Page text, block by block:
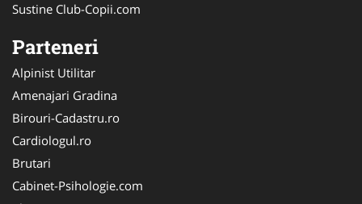
Sustine Club-Copii.com
Parteneri
Alpinist Utilitar
Amenajari Gradina
Birouri-Cadastru.ro
Cardiologul.ro
Brutari
Cabinet-Psihologie.com